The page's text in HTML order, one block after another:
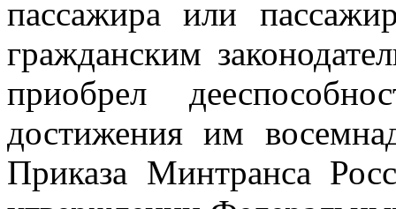
пассажира или
гражданским
приобрел
достижения им
Приказа Минтранса